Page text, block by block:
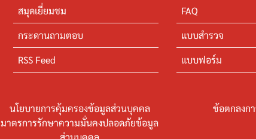
สมุดเยี่ยมชม
FAQ
กระดานถามตอบ
แบบสำรวจ
RSS Feed
แบบฟอร์ม
นโยบายการคุ้มครองข้อมูลส่วนบุคคล
ข้อตกลงก
มาตรการรักษาความมั่นคงปลอดภัยข้อมูล